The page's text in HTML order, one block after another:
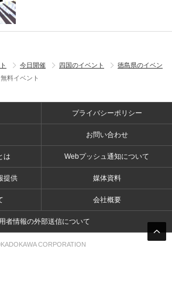
今日開催 四国のイベント
徳島県のイベン
無料イベント
プライバシーポリシー
お問い合わせ
は Webプッシュ通知について
提供 媒体資料
会社概要
者情報の外部送信について
CORPORATION